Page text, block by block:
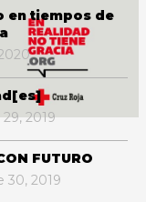
en tiempos de
2019
FUTURO
30, 2019